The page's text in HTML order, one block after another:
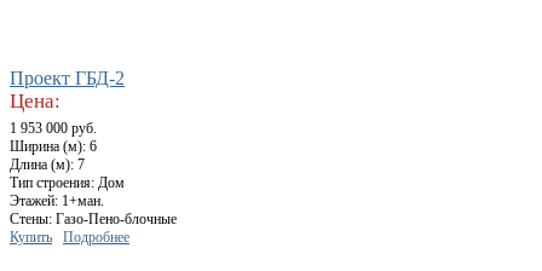
Проект ГБД-2
Цена:
1 953 000 руб.
Ширина (м): 6
Длина (м): 7
Тип строения: Дом
Этажей: 1+ман.
Стены: Газо-Пено-блочные
Купить
Подробнее